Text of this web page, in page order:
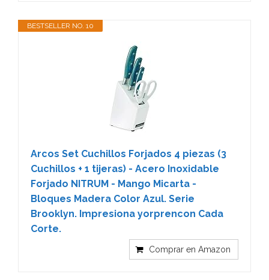
BESTSELLER NO. 10
Arcos Set Cuchillos Forjados 4 piezas (3
Cuchillos + 1 tijeras) - Acero Inoxidable
Forjado NITRUM - Mango Micarta -
Bloques Madera Color Azul. Serie
Brooklyn. Impresiona yorprencon Cada
Corte.
Comprar en Amazon